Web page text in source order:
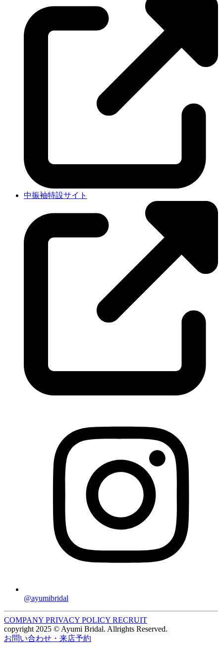
中振袖特設サイト
@ayumibridal
COMPANY PRIVACY POLICY RECRUIT
copyright 2025 © Ayumi Bridal. Allrights Reserved.
お問い合わせ・来店予約